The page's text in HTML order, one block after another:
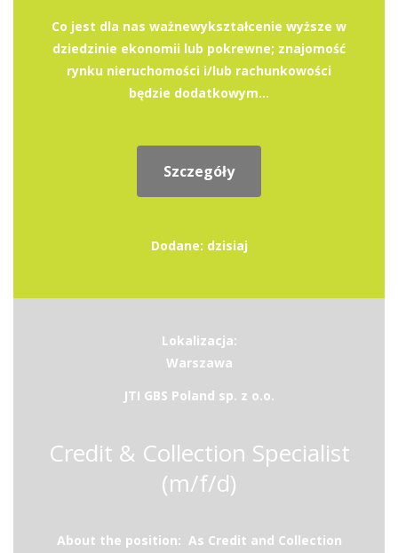
Co jest dla nas ważnewykształcenie wyższe w
dziedzinie ekonomii lub pokrewne; znajomość
rynku nieruchomości i/lub rachunkowości
będzie dodatkowym...
Szczegóły
Dodane: dzisiaj
Lokalizacja:
Warszawa
JTI GBS Poland sp. z o.o.
Credit & Collection Specialist
(m/f/d)
About the position: As Credit and Collection